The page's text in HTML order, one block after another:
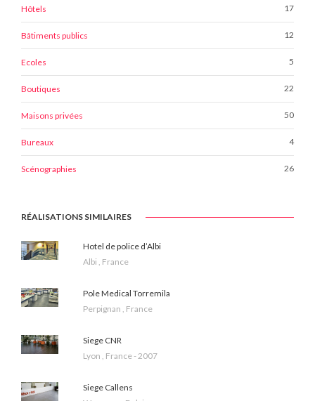
Hôtels 17
Bâtiments publics 12
Ecoles 5
Boutiques 22
Maisons privées 50
Bureaux 4
Scénographies 26
RÉALISATIONS SIMILAIRES
Hotel de police d’Albi
Albi , France
Pole Medical Torremila
Perpignan , France
Siege CNR
Lyon , France - 2007
Siege Callens